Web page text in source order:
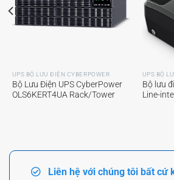
UPS BỘ LƯU ĐIỆN CYBERPOWER
Bộ Lưu Điện UPS CyberPower
OLS6KERT4UA Rack/Tower
UPS BỘ
Bộ lưu
Line-
Liên hệ với chúng tôi bất cứ